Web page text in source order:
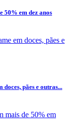
50% em dez anos
pães e outras...